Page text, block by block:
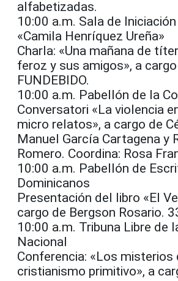
alfabetizadas.
10:00 a.m. Sala de
«Camila Henríquez Ureña»
Charla: «Una mañana de
feroz y sus amigos», a
FUNDEBIDO.
10:00 a.m. Pabellón de la
Conversatori «La violencia
micro relatos», a cargo de
Manuel García Cartagena y
Romero. Coordina: Rosa
10:00 a.m. Pabellón de
Dominicanos
Presentación del libro «El
cargo de Bergson Rosario.
10:00 a.m. Tribuna Libre de
Nacional
Conferencia: «Los misterios
cristianismo primitivo», a